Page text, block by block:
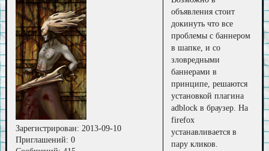
Зарегистрирован: 2013-09-10
Приглашений: 0
объявления стоит
докинуть что все
проблемы с баннером
в шапке, и со
зловредными
баннерами в
принципе, решаются
установкой плагина
adblock в браузер. На
firefox
устанавливается в
пару кликов.